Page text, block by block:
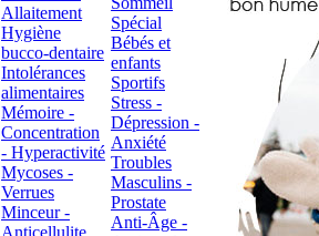
Allaitement
Hygiène
bucco-dentaire
Intolérances
alimentaires
Mémoire -
Concentration
- Hyperactivité
Mycoses -
Verrues
Minceur -
Spécial
Bébés et
enfants
Sportifs
Stress -
Dépression -
Anxiété
Troubles
Masculins -
Prostate
Anti-Âge -